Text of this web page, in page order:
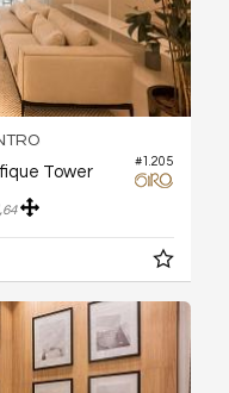
#1.205
Tower
64